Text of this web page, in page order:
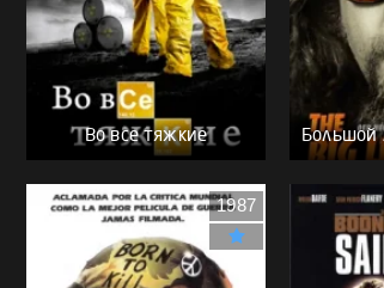
Во все тяжкие
1987